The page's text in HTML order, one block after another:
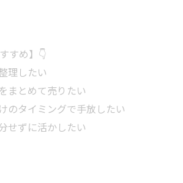
すめ】👇
理したい
まとめて売りたい
のタイミングで手放したい
せずに活かしたい